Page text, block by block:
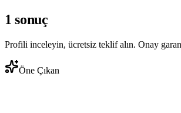
1 sonuç
Profili inceleyin, ücretsiz teklif alın. Onay
Öne Çıkan